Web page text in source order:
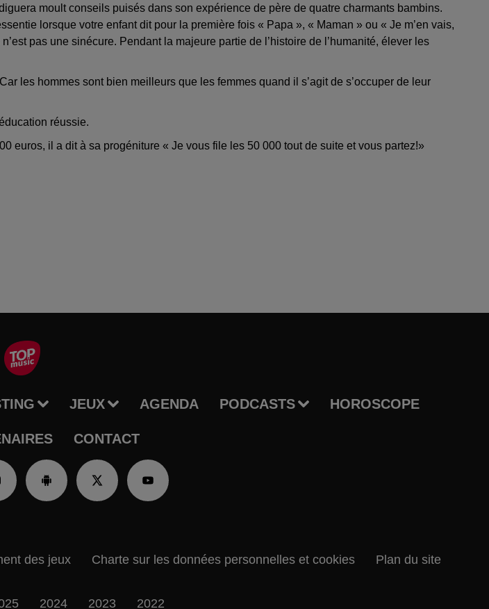
moult conseils puisés dans son expérience de père de quatre charmants bambins.
lorsque votre enfant dit pour la première fois « Papa », « Maman » ou « Je m’en vais,
pas une sinécure. Pendant la majeure partie de l’histoire de l’humanité, élever les
les hommes sont bien meilleurs que les femmes quand il s’agit de s’occuper de leur
réussie.
euros, il a dit à sa progéniture « Je vous file les 50 000 tout de suite et vous partez!»
JEUX AGENDA PODCASTS HOROSCOPE
CONTACT
des jeux Charte sur les données personnelles et cookies Plan du site
2024 2023 2022